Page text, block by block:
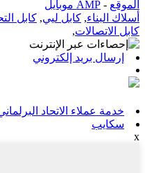
الموقع - AMP موبايل
أسلاك البناء, كابل ليي, كابل
كابل الاتصالات,
إرسال بريد إلكتروني
خدمة عملاء الاتحاد
سكايب
x